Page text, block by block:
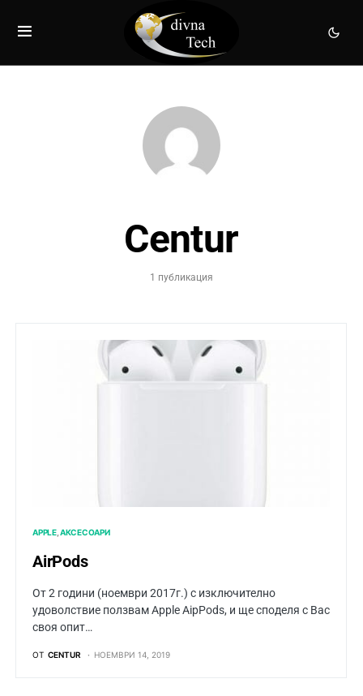
Centur
1 публикация
APPLE АКСЕСОАРИ
AirPods
От 2 години (ноември 2017г.) с изключително
удоволствие ползвам Apple AiрPods, и ще споделя с Вас
своя опит…
ОТ CENTUR НОЕМВРИ 14, 2019